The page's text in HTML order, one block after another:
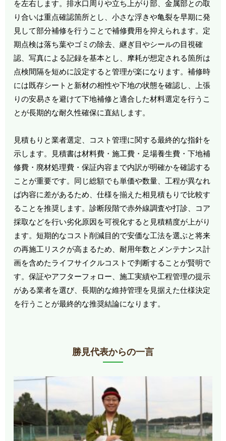
を左右します。排水口周りや立ち上がり部、金属部との取
り合いは重点確認箇所とし、小さな浮きや亀裂を早期に発
見して部分補修を行うことで補修費用を抑えられます。定
期点検は落ち葉やゴミの除去、継ぎ目やシールの目視確
認、写真による記録を基本とし、摩耗が想定される箇所は
点検間隔を短めに設定すると管理が楽になります。補修時
には既存シートと新材の相性や下地の状態を確認し、上張
りの安易さを避けて下地補修と適合した材料選定を行うこ
とが長期的な耐久性確保に直結します。
見積もりと業者選定、コスト管理に関する最終的な指針を
示します。見積書は材料費・施工費・足場養生費・下地補
修費・廃材処理費・保証内容まで内訳が明確かを確認する
ことが重要です。同じ総額でも単価や数量、工程が異なれ
ば内容に差があるため、仕様を揃えた相見積もりで比較す
ることを推奨します。診断段階で赤外線調査や打診、コア
採取などを行い劣化原因を可視化すると見積精度が上がり
ます。短期的なコスト削減目的で安価な工法を選ぶと将来
の再施工リスクが高まるため、耐用年数とメンテナンス計
画を含めたライフサイクルコストで判断することが賢明で
す。保証やアフターフォロー、施工実績や工程管理の提示
がある業者を選び、長期的な維持管理を見据えた仕様決定
を行うことが最終的な推奨結論になります。
勝見代表からの一言